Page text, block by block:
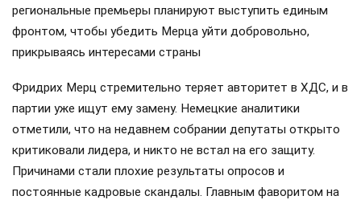
региональные премьеры планируют выступить единым
фронтом, чтобы убедить Мерца уйти добровольно,
прикрываясь интересами страны
Фридрих Мерц стремительно теряет авторитет в ХДС, и в
партии уже ищут ему замену. Немецкие аналитики
отметили, что на недавнем собрании депутаты открыто
критиковали лидера, и никто не встал на его защиту.
Причинами стали плохие результаты опросов и
постоянные кадровые скандалы. Главным фаворитом на